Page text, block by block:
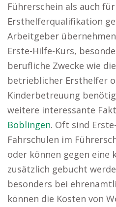
Führerschein als auch
Ersthelferqualifikation
Arbeitgeber
Erste-Hilfe-Kurs,
berufliche Zwecke wie
betrieblicher Ersthelfer
Kinderbetreuung
weitere interessante
Böblingen. Oft sind
Fahrschulen im
oder können gegen eine
zusätzlich gebucht
besonders bei
können die Kosten von